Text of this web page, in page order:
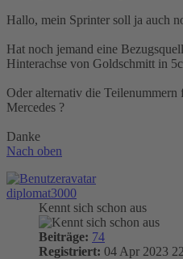
Hallo, mein Sprinter soll ja auch
Hat noch jemand eine
Hinterachse von Goldschmitt in
Oder alternativ die
Mercedes ?
Danke
Nach oben
diplomat3000
Kennt sich schon aus
Beiträge: 74
Registriert: 04 Apr 2023